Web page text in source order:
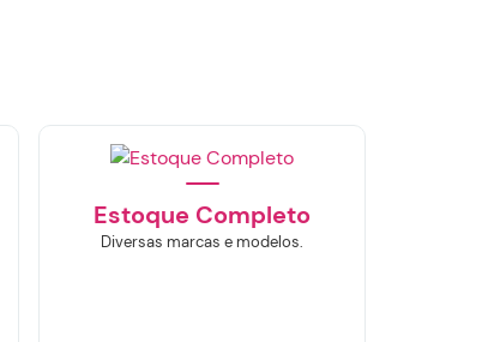
Estoque Completo
Diversas marcas e modelos.